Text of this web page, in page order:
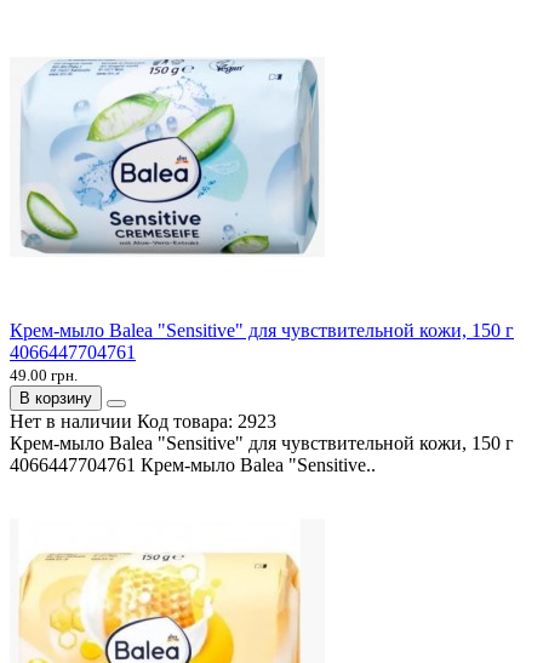
Крем-мыло Balea "Sensitive" для чувствительной кожи, 150 г
4066447704761
49.00 грн.
В корзину
Нет в наличии Код товара: 2923
Крем-мыло Balea "Sensitive" для чувствительной кожи, 150 г
4066447704761 Крем-мыло Balea "Sensitive..